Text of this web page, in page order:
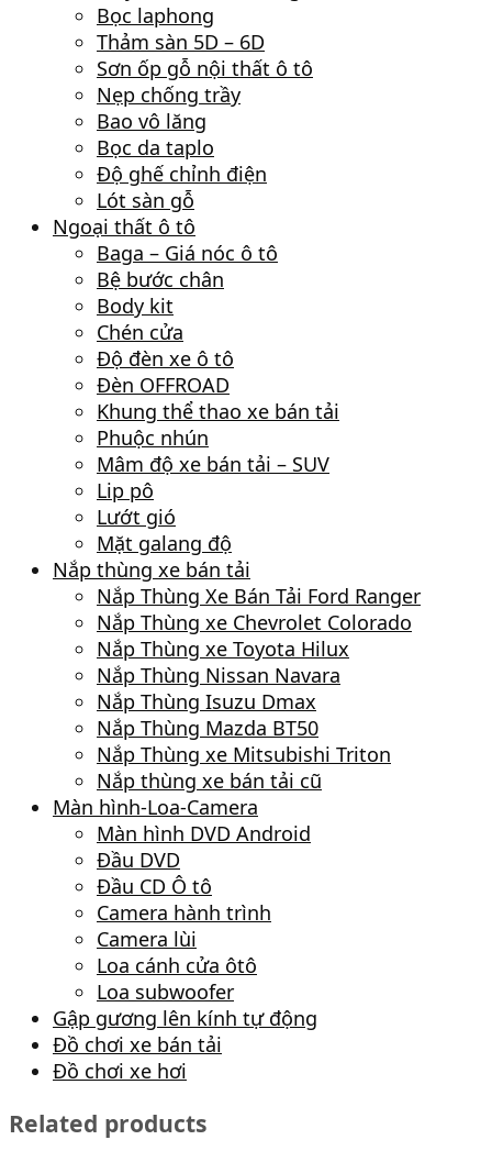
Bọc laphong
Thảm sàn 5D – 6D
Sơn ốp gỗ nội thất ô tô
Nẹp chống trầy
Bao vô lăng
Bọc da taplo
Độ ghế chỉnh điện
Lót sàn gỗ
Ngoại thất ô tô
Baga – Giá nóc ô tô
Bệ bước chân
Body kit
Chén cửa
Độ đèn xe ô tô
Đèn OFFROAD
Khung thể thao xe bán tải
Phuộc nhún
Mâm độ xe bán tải – SUV
Lip pô
Lướt gió
Mặt galang độ
Nắp thùng xe bán tải
Nắp Thùng Xe Bán Tải Ford Ranger
Nắp Thùng xe Chevrolet Colorado
Nắp Thùng xe Toyota Hilux
Nắp Thùng Nissan Navara
Nắp Thùng Isuzu Dmax
Nắp Thùng Mazda BT50
Nắp Thùng xe Mitsubishi Triton
Nắp thùng xe bán tải cũ
Màn hình-Loa-Camera
Màn hình DVD Android
Đầu DVD
Đầu CD Ô tô
Camera hành trình
Camera lùi
Loa cánh cửa ôtô
Loa subwoofer
Gập gương lên kính tự động
Đồ chơi xe bán tải
Đồ chơi xe hơi
Related products